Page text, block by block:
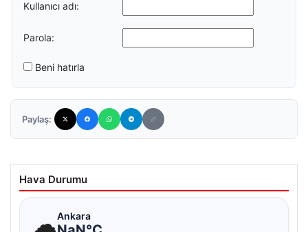
Kullanıcı adı:
Parola:
Beni hatırla
Paylaş:
Hava Durumu
☁Ankara